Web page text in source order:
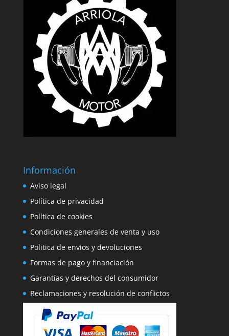
Información
Aviso legal
Política de privacidad
Política de cookies
Condiciones generales de venta y uso
Politica de envios y devoluciones
Formas de pago y financiación
Garantías y derechos del consumidor
Reclamaciones y resolución de conflictos